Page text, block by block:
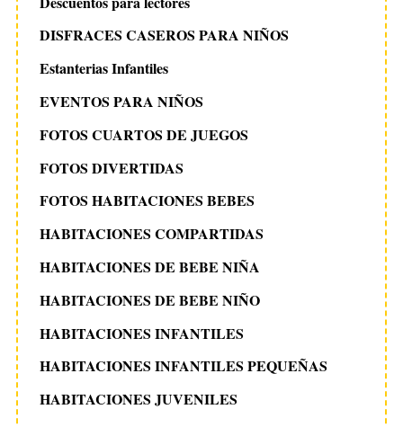
DISFRACES CASEROS PARA NIÑOS
Estanterias Infantiles
EVENTOS PARA NIÑOS
FOTOS CUARTOS DE JUEGOS
FOTOS DIVERTIDAS
FOTOS HABITACIONES BEBES
HABITACIONES COMPARTIDAS
HABITACIONES DE BEBE NIÑA
HABITACIONES DE BEBE NIÑO
HABITACIONES INFANTILES
HABITACIONES INFANTILES PEQUEÑAS
HABITACIONES JUVENILES